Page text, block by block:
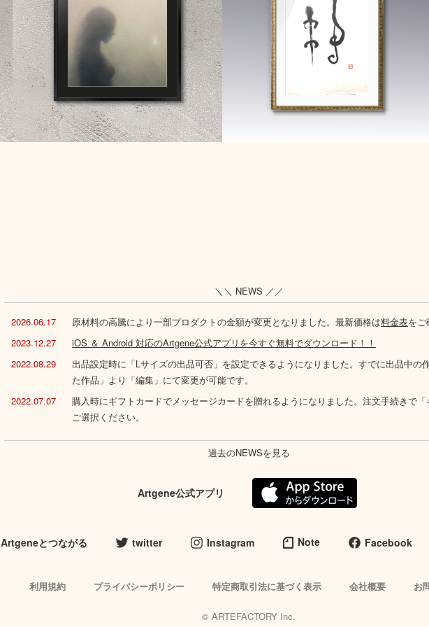
＼＼ NEWS ／／
2026.06.17 原材料の高騰により一部プロダクトの金額が変更となりました。最新価格は料金表をご
2023.12.27
iOS ＆ Android 対応のArtgene公式アプリを今すぐ無料でダウンロード！！
2022.08.29
出品設定時に「Lサイズの出品可否」を設定できるようになりました。すでに出品中の
た作品」より「編集」にて変更が可能です。
2022.07.07
購入時にギフトカードでメッセージカードを贈れるようになりました。注文手続きで
ご選択ください。
過去のNEWSを見る
Artgene公式アプリ
Artgeneとつながる twitter Instagram Note Facebook
利用規約 プライバシーポリシー 特定商取引法に基づく表示 会社概要 お
© ARTEFACTORY Inc.